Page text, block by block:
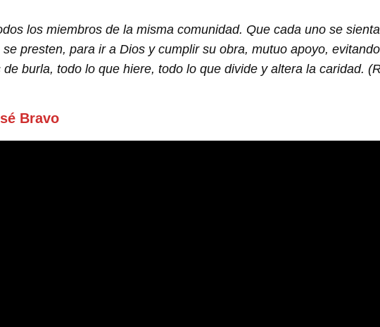
los miembros de la misma comunidad. Que cada uno se
presten, para ir a Dios y cumplir su obra, mutuo apoyo,
burla, todo lo que hiere, todo lo que divide y altera la caridad.
Bravo